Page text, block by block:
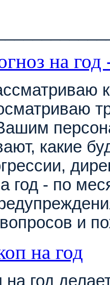
на год
какие
год - по
и
на год
на год